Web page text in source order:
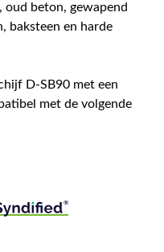
oud beton, gewapend
baksteen en harde
D-SB90 met een
met de volgende